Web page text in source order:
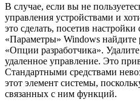
В случае, если вы не
управления устройствами и
это сделать, посетив
«Параметры» Windows найдите
«Опции разработчика».
удаленное управление. Это
Стандартными средствами
этот элемент системы,
связанных с ним функций.